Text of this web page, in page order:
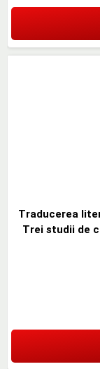
Traducerea
Trei studii de